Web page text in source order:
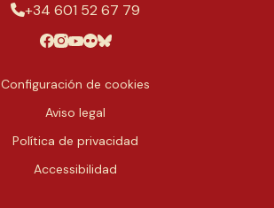
+34 601 52 67 79
Configuración de cookies
Aviso legal
Política de privacidad
Accessibilidad